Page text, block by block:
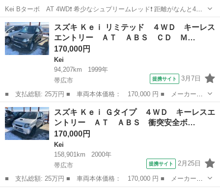
Kei Bターボ AT 4WD❗️ 希少なシュプリームレッド❗️ 距離がなんと4万
6000キロ代‼️ リフトアップされてます❗️ 純正バネ有‼️ 車体かなり綺麗で
す。 車検2年付❗️ 現金手渡しでお願い致します。...
北海道 江別市 高砂駅 ターボ
スズキ Ｋｅｉ リミテッド ４ＷＤ キーレス
エントリー ＡＴ ＡＢＳ ＣＤ Ｍ…
170,000円
Kei
94,207km
1999年
帯広市
提携サイト 3月7日
■ 支払総額: 25万円 ■ 車両本体価格： 170,000 円 ■ メーカー
名： スズキ ■ 車種名： Ｋｅｉ ■ グレード名： リミテッド
４ＷＤ キーレスエントリー ＡＴ ＡＢＳ ＣＤ ＭＤ アルミホ
イール エアコン...
北海道 帯広市 Kei
スズキ Ｋｅｉ Ｇタイプ ４ＷＤ キーレスエ
ントリー ＡＴ ＡＢＳ 衝突安全ボ…
170,000円
Kei
158,901km
2000年
帯広市
提携サイト 2月25日
■ 支払総額: 25万円 ■ 車両本体価格： 170,000 円 ■ メーカー
名： スズキ ■ 車種名： Ｋｅｉ ■ グレード名： Ｇタイプ ４